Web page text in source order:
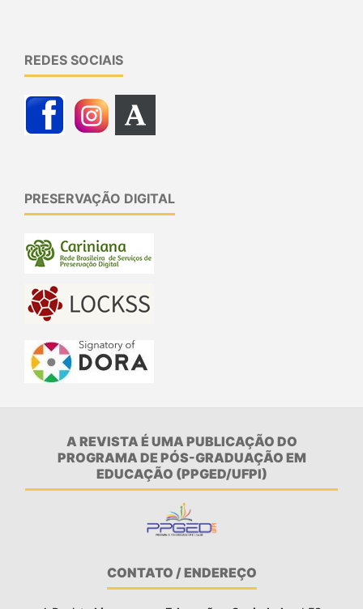
REDES SOCIAIS
PRESERVAÇÃO DIGITAL
A REVISTA É UMA PUBLICAÇÃO DO
PROGRAMA DE PÓS-GRADUAÇÃO EM
EDUCAÇÃO (PPGED/UFPI)
CONTATO / ENDEREÇO